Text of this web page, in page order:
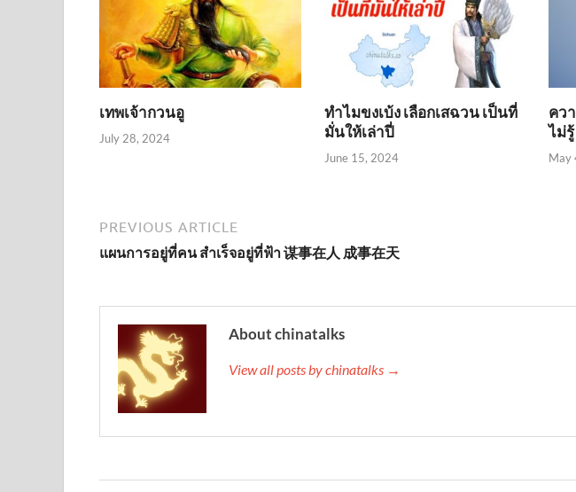
เทพเจ้ากวนอู
July 28, 2024
ทำไมขงเบ้ง เลือกเสฉวน เป็นที่
มั่นให้เล่าปี่
June 15, 2024
คว
ไม่รู้
May
PREVIOUS ARTICLE
แผนการอยู่ที่คน สำเร็จอยู่ที่ฟ้า 谋事在人 成事在天
About chinatalks
View all posts by chinatalks →